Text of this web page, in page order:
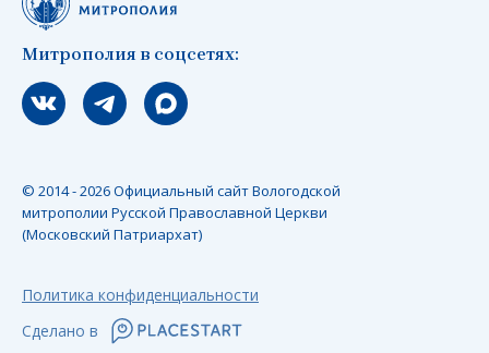
Митрополия в соцсетях:
Мы вконтакте
Мы в telegram
Мы в Макс
© 2014 - 2026 Официальный сайт Вологодской
митрополии Русской Православной Церкви
(Московский Патриархат)
Политика конфиденциальности
Сделано в